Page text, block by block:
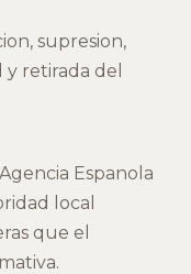
supresion,
retirada del
Espanola
local
que el